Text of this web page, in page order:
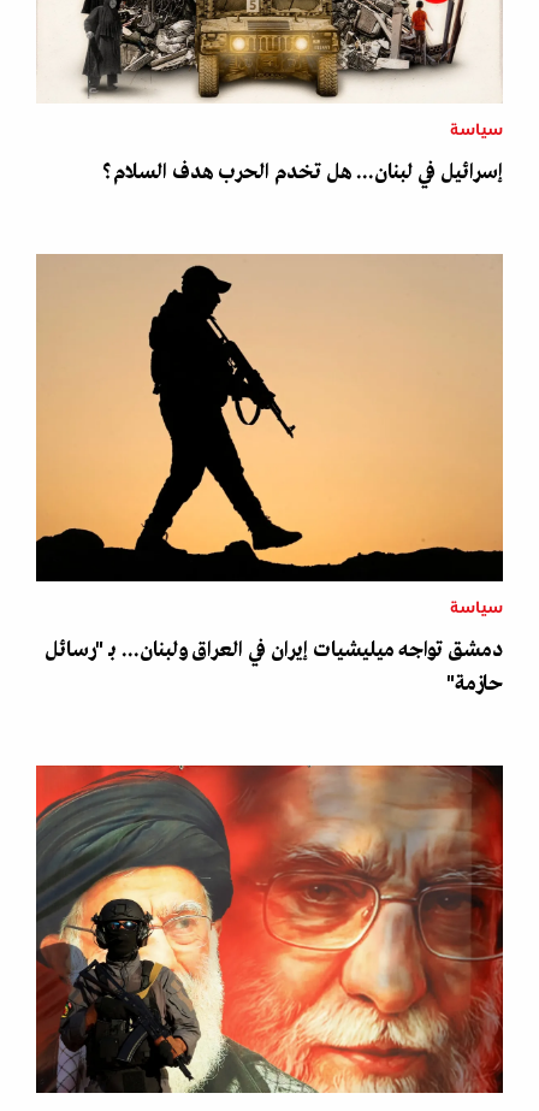
سياسة
إسرائيل في لبنان... هل تخدم الحرب هدف السلام؟
سياسة
دمشق تواجه ميليشيات إيران في العراق ولبنان... بـ "رسائل
حازمة"